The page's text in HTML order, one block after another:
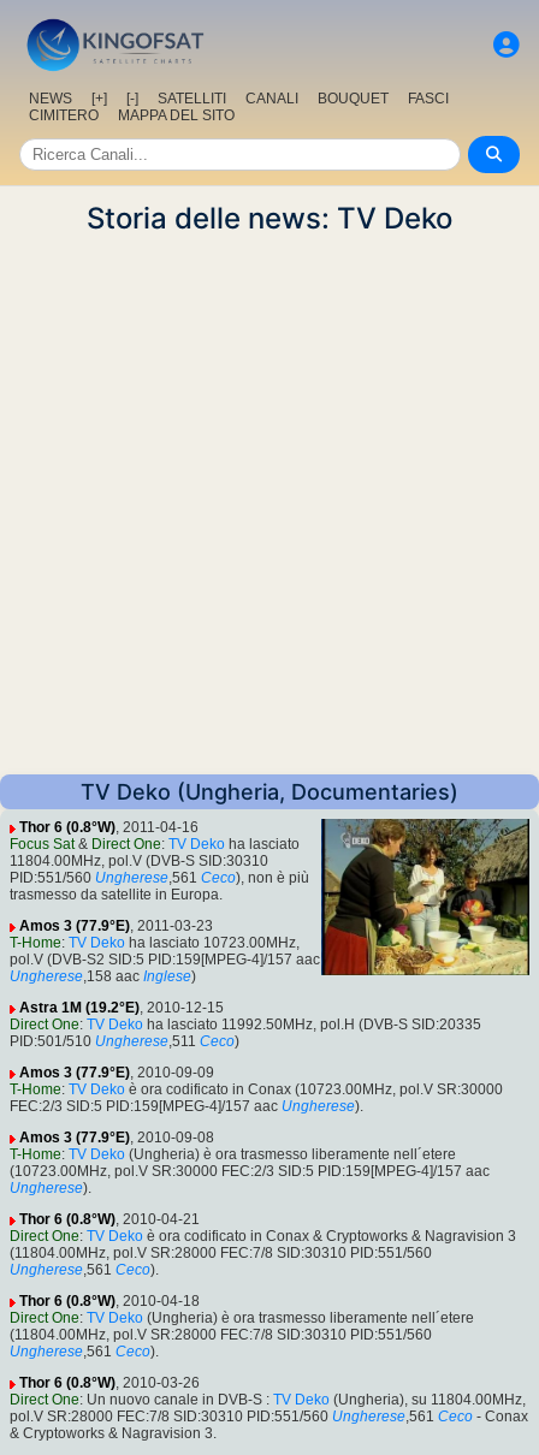
NEWS [+] [-] SATELLITI CANALI BOUQUET
FASCI
CIMITERO
MAPPA DEL SITO
Storia delle news: TV Deko
TV Deko (Ungheria, Documentaries)
Thor 6 (0.8°W), 2011-04-16
Focus Sat& Direct One: TV Deko ha lasciato
11804.00MHz, pol.V (DVB-S SID:30310
PID:551/560 Ungherese,561 Ceco), non è più
trasmesso da satellite in Europa.
Amos 3 (77.9°E), 2011-03-23
T-Home: TV Deko ha lasciato 10723.00MHz,
pol.V (DVB-S2 SID:5 PID:159[MPEG-4]/157 aac
Ungherese,158 aac Inglese)
Astra 1M (19.2°E), 2010-12-15
Direct One: TV Deko ha lasciato 11992.50MHz, pol.H (DVB-S SID:20335
PID:501/510 Ungherese,511 Ceco)
Amos 3 (77.9°E), 2010-09-09
T-Home: TV Deko è ora codificato in Conax (10723.00MHz, pol.V SR:30000
FEC:2/3 SID:5 PID:159[MPEG-4]/157 aac Ungherese).
Amos 3 (77.9°E), 2010-09-08
T-Home: TV Deko (Ungheria) è ora trasmesso liberamente nell´etere
(10723.00MHz, pol.V SR:30000 FEC:2/3 SID:5 PID:159[MPEG-4]/157 aac
Ungherese).
Thor 6 (0.8°W), 2010-04-21
Direct One: TV Deko è ora codificato in Conax & Cryptoworks & Nagravision 3
(11804.00MHz, pol.V SR:28000 FEC:7/8 SID:30310 PID:551/560
Ungherese,561 Ceco).
Thor 6 (0.8°W), 2010-04-18
Direct One: TV Deko (Ungheria) è ora trasmesso liberamente nell´etere
(11804.00MHz, pol.V SR:28000 FEC:7/8 SID:30310 PID:551/560
Ungherese,561 Ceco).
Thor 6 (0.8°W), 2010-03-26
Direct One: Un nuovo canale in DVB-S : TV Deko (Ungheria), su 11804.00MHz,
pol.V SR:28000 FEC:7/8 SID:30310 PID:551/560 Ungherese,561 Ceco - Conax
& Cryptoworks & Nagravision 3.